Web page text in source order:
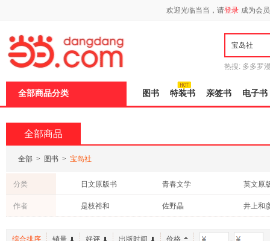
欢迎光临当当，请登录 成为会员
热搜: 多多罗
全部商品分类 图书 特装书 亲签书 电子书
全部商品
全部 > 图书 > 宝岛社
分类 日文原版书 青春文学
英文原
小说
老书/收藏
文学
作者 是枝裕和 佐野晶 井上和
综合排序 销量 好评 出版时间 价格 -